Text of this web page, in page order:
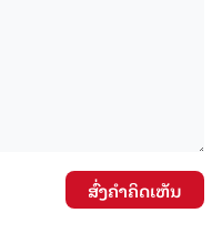
ສົ່ງຄໍາຄິດເຫັນ